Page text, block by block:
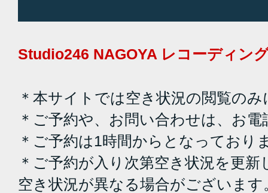
Studio246 NAGOYA レコーディン
＊本サイトでは空き状況の閲覧の
＊ご予約や、お問い合わせは、お
＊ご予約は1時間からとなっており
＊ご予約が入り次第空き状況を更
空き状況が異なる場合がございます